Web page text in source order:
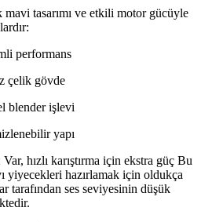
tasarımı ve etkili motor gücüyle
performans
çelik gövde
blender işlevi
yapı
Var, hızlı karıştırma için ekstra güç Bu
yiyecekleri hazırlamak için oldukça
tarafından ses seviyesinin düşük